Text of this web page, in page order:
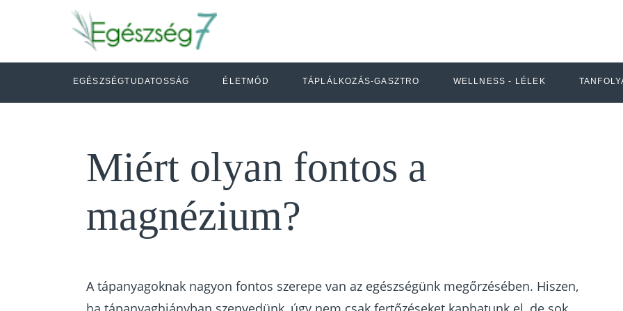
EGÉSZSÉGTUDATOSSÁG ÉLETMÓD TÁPLÁLKOZÁS-GASZTRO WELLNESS - LÉLEK
Miért olyan fontos a
magnézium?
A tápanyagoknak nagyon fontos szerepe van az egészségünk megőrzésében. Hiszen,